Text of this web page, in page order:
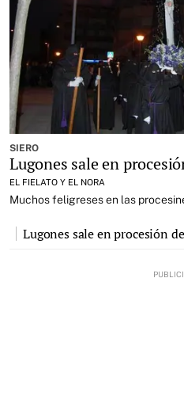
SIERO
Lugones sale en
EL FIELATO Y EL NORA
Muchos feligreses en las
Lugones sale en procesión